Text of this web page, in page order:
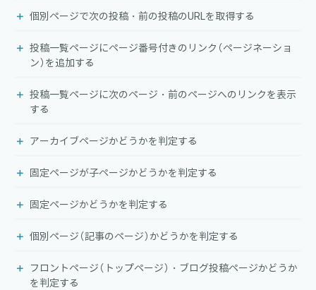
個別ページで次の投稿・前の投稿のURLを取得する
投稿一覧ページにページ番号付きのリンク（ページネーショ
ン）を追加する
投稿一覧ページに次のページ・前のページへのリンクを表示
する
アーカイブページかどうかを判定する
固定ページが子ページかどうかを判定する
固定ページかどうかを判定する
個別ページ（記事のページ）かどうかを判定する
フロントページ（トップページ）・ブログ投稿ページかどうか
を判定する